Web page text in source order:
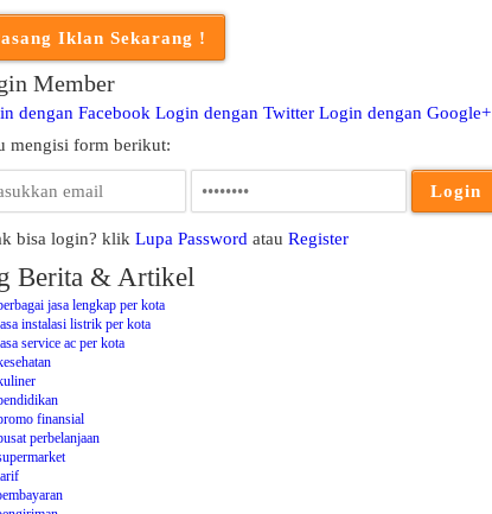
Member
dengan Facebook Login dengan Twitter Login dengan Google+
mengisi form berikut:
bisa login? klik Lupa Password atau Register
Berita & Artikel
jasa lengkap per kota
instalasi listrik per kota
service ac per kota
finansial
perbelanjaan